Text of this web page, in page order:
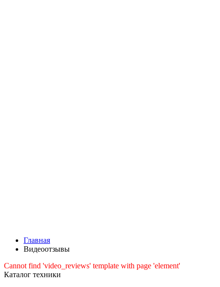
Главная
Видеоотзывы
Cannot find 'video_reviews' template with page 'element'
Каталог техники